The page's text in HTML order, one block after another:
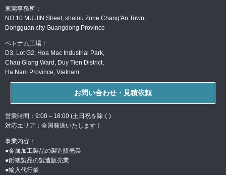
東莞事務所：
NO.10 MU JIN Street, shatou Zone Chang'An Town,
Dongguan city Guangdong Province
ベトナム工場：
D3, Lot G2, Hoa Mac Industrial Park,
Chau Giang Ward, Duy Tien District,
Ha Nam Province, Vietnam
お問い合わせ・見積依頼
営業時間：9:00～18:00 (土日祝を除く)
対応エリア：全国発送いたします！
事業内容：
●金属加工製品の製造販売業
●鋲螺製品の製造販売業
●輸入代行業